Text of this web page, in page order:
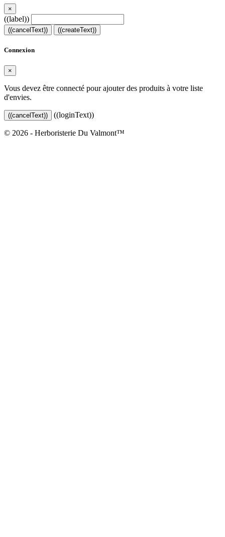
×
((label))
((cancelText)) ((createText))
Connexion
×
Vous devez être connecté pour ajouter des produits à votre liste
d'envies.
((cancelText)) ((loginText))
© 2026 - Herboristerie Du Valmont™